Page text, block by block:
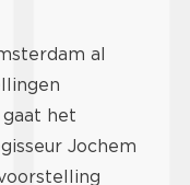
al
gaat het
Jochem